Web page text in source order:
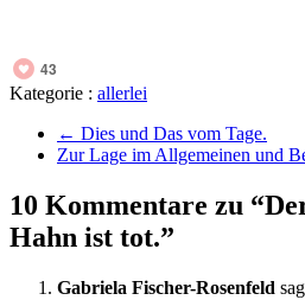
43
Kategorie : allerlei
← Dies und Das vom Tage.
Zur Lage im Allgemeinen und
10 Kommentare zu
Hahn ist tot.”
Gabriela Fischer-Rosenfeld